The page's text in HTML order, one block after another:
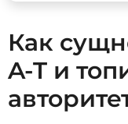
Как
A-T и